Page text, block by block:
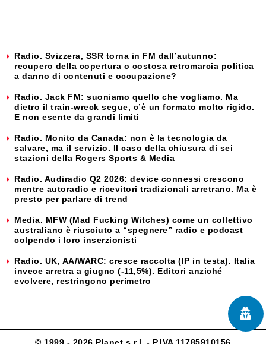
Radio. Svizzera, SSR torna in FM dall’autunno:
recupero della copertura o costosa retromarcia politica
a danno di contenuti e occupazione?
Radio. Jack FM: suoniamo quello che vogliamo. Ma
dietro il train-wreck segue, c’è un formato molto rigido.
E non esente da grandi limiti
Radio. Monito da Canada: non è la tecnologia da
salvare, ma il servizio. Il caso della chiusura di sei
stazioni della Rogers Sports & Media
Radio. Audiradio Q2 2026: device connessi crescono
mentre autoradio e ricevitori tradizionali arretrano. Ma è
presto per parlare di trend
Media. MFW (Mad Fucking Witches) come un collettivo
australiano è riusciuto a “spegnere” radio e podcast
colpendo i loro inserzionisti
Radio. UK, AA/WARC: cresce raccolta (IP in testa). Italia
invece arretra a giugno (-11,5%). Editori anziché
evolvere, restringono perimetro